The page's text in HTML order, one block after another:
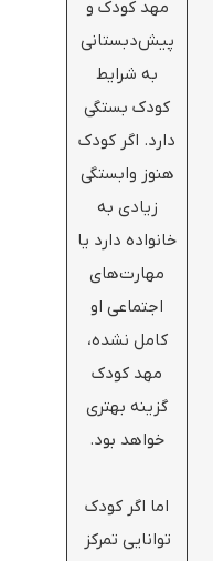
مهد کودک و
پیش‌دبستانی
به شرایط
کودک بستگی
دارد. اگر کودک
هنوز وابستگی
زیادی به
خانواده دارد یا
مهارت‌های
اجتماعی او
کامل نشده،
مهد کودک
گزینه بهتری
خواهد بود.
اما اگر کودک
توانایی تمرکز